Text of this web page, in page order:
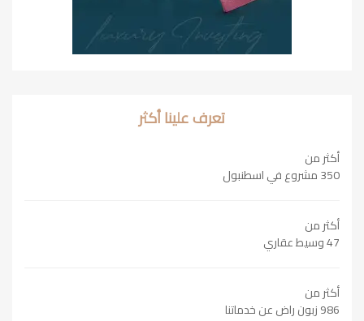
تعرف علينا أكثر
أكثر من
350 مشروع في اسطنبول
أكثر من
47 وسيط عقاري
أكثر من
986 زبون راض عن خدماتنا